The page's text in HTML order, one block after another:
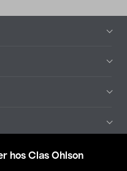
hos Clas Ohlson